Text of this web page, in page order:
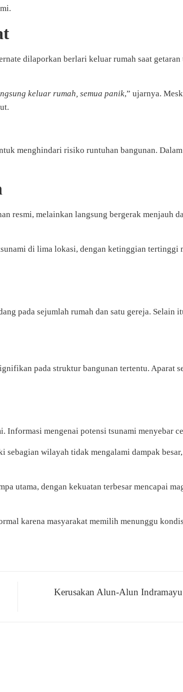
dilaporkan berlari keluar rumah saat
keluar rumah, semua panik,” ujarnya.
menghindari risiko runtuhan bangunan.
resmi, melainkan langsung bergerak menjauh
di lima lokasi, dengan ketinggian tertinggi
pada sejumlah rumah dan satu gereja.
pada struktur bangunan tertentu. Aparat
mengenai potensi tsunami menyebar
wilayah tidak mengalami dampak
utama, dengan kekuatan terbesar mencapai
karena masyarakat memilih menunggu
Kerusakan Alun-Alun